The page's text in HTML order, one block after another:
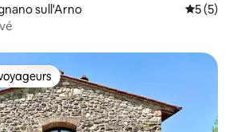
sull'Arno
5 (5)
les plus appréciés